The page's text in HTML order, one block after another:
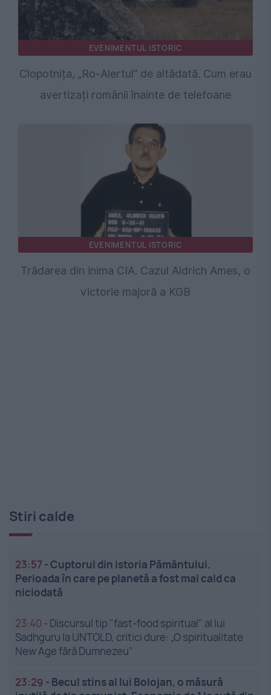
EVENIMENTUL ISTORIC
Clopotnița, „Ro-Alertul” de altădată. Cum erau
avertizați românii înainte de telefoane
EVENIMENTUL ISTORIC
Trădarea din inima CIA. Cazul Aldrich Ames, o
victorie majoră a KGB
Stiri calde
23:57 -Cuptorul din istoria Pământului.
Perioada în care pe planetă a fost mai cald ca
niciodată
23:40 - Discursul tip "fast-food spiritual" al lui
Sadhguru la UNTOLD, critici dure: „O spiritualitate
New Age fără Dumnezeu”
23:29 - Becul stins al lui Bolojan, o măsură